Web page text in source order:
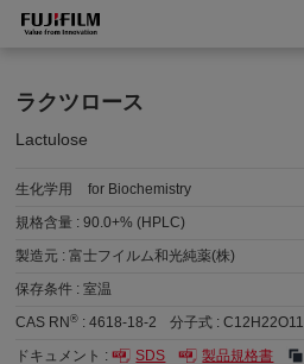
ラクツロース
Lactulose
生化学用
for Biochemistry
規格含量 :90.0+% (HPLC)
製造元 :富士フイルム和光純薬(株)
保存条件 :室温
CAS RN® :4618-18-2 分子式 :C12H22O11
ドキュメント :
SDS 製品規格書